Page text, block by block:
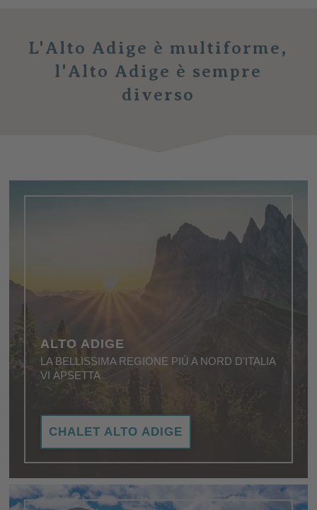
L'Alto Adige è multiforme,
l'Alto Adige è sempre
diverso
ALTO ADIGE
LA BELLISSIMA REGIONE PIÙ A NORD D'ITALIA
VI APSETTA
montagna, villaggi incantevoli e montagne tra le più
suggestive al mondo? Allora visitate l'Alto Adige!
CHALET ALTO ADIGE